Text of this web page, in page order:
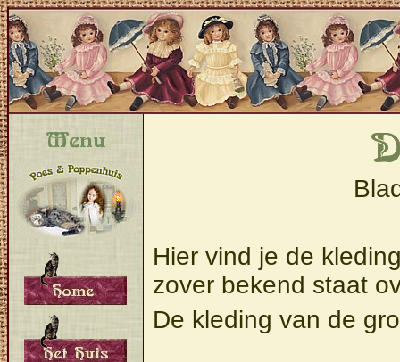
Hier vind je de
zover bekend staat
De kleding van de